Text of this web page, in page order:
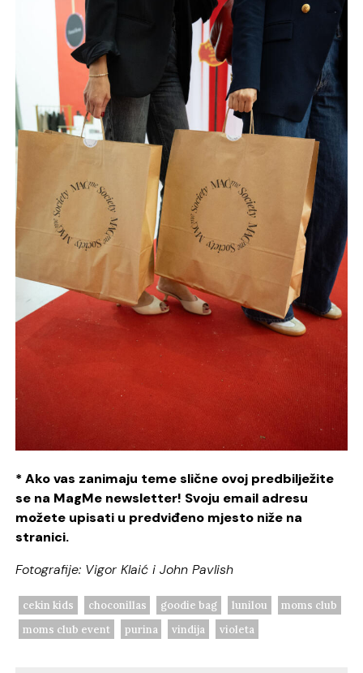
* Ako vas zanimaju teme slične ovoj predbilježite
se na MagMe newsletter! Svoju email adresu
možete upisati u predviđeno mjesto niže na
stranici.
Fotografije: Vigor Klaić i John Pavlish
cekin kids choconillas goodie bag lunilou
moms club
moms club event
purina vindija violeta